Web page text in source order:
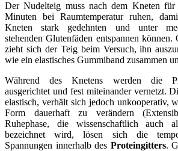
Der Nudelteig muss nach dem Kneten
Minuten bei Raumtemperatur ruhen,
Kneten stark gedehnten und unter
stehenden Glutenfäden entspannen können.
zieht sich der Teig beim Versuch, ihn
wie ein elastisches Gummiband zusammen
Während des Knetens werden die
ausgerichtet und fest miteinander vernetzt.
elastisch, verhält sich jedoch unkooperativ,
Form dauerhaft zu verändern
Ruhephase, die wissenschaftlich auch
bezeichnet wird, lösen sich die
Spannungen innerhalb des Proteingitters.